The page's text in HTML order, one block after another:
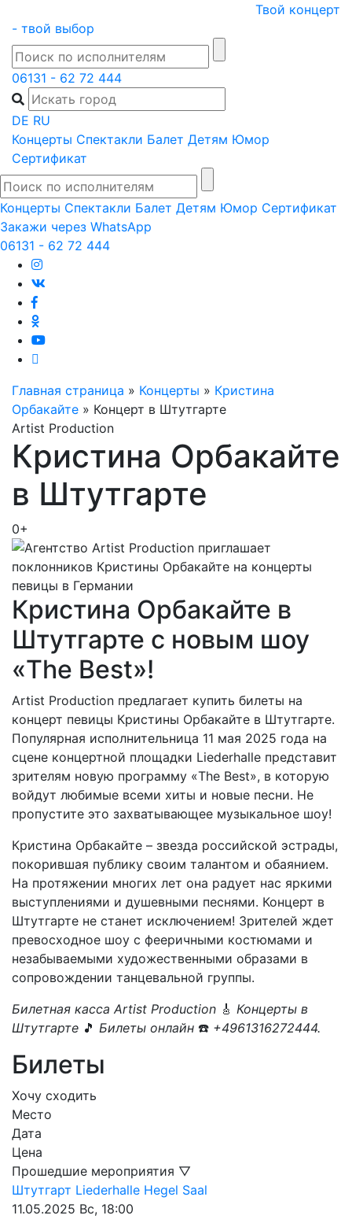
content
Твой концерт
- твой выбор
06131 - 62 72 444
DE RU
Концерты Спектакли Балет Детям Юмор
Сертификат
Концерты Спектакли Балет Детям Юмор Сертификат
Закажи через WhatsApp
06131 - 62 72 444
Главная страница » Концерты » Кристина
Орбакайте » Концерт в Штутгарте
Artist Production
Кристина Орбакайте
в Штутгарте
0+
Кристина Орбакайте в
Штутгарте с новым шоу
«The Best»!
Artist Production предлагает купить билеты на
концерт певицы Кристины Орбакайте в Штутгарте.
Популярная исполнительница 11 мая 2025 года на
сцене концертной площадки Liederhalle представит
зрителям новую программу «The Best», в которую
войдут любимые всеми хиты и новые песни. Не
пропустите это захватывающее музыкальное шоу!
Кристина Орбакайте – звезда российской эстрады,
покорившая публику своим талантом и обаянием.
На протяжении многих лет она радует нас яркими
выступлениями и душевными песнями. Концерт в
Штутгарте не станет исключением! Зрителей ждет
превосходное шоу с фееричными костюмами и
незабываемыми художественными образами в
сопровождении танцевальной группы.
Билетная касса Artist Production 🎸 Концерты в
Штутгарте 🎵 Билеты онлайн ☎️ +4961316272444.
Билеты
Хочу сходить
Место
Дата
Цена
Прошедшие мероприятия ▽
Штутгарт Liederhalle Hegel Saal
11.05.2025 Вс, 18:00